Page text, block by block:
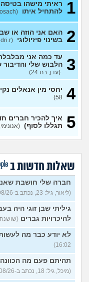
(תמר, בת 44)
איך עוצרים מישהו
איך בחור חרדי אמור
עושים בפעם הראשונה
גבר?
(חרדי עם דגש, בן
איך להמשיך במצב
לאור השפעות "מה
אני גיי ומאוד מפחד
- פפ?
(נועם, בן 32)
אמא שלי תפסה אותי
גבר, מה לעשות?
שוקו, בן 30)
הכעס טישטש אותי?
או לא?
(אנונימי, בת 20)
איך לדעת אם חבר
בקטע שלי?
(האמנם,
כיצד לסביות מקיימות
המלחמה, מה לעשות
(אנונימי, בן 15)
1
ראיתי מישהו בטיסה
להתחיל איתו (Stoyosach, בן 16)
2
האם אני הוזה או
בשינוי פיזיולוגי (Kfir.edri.r, בן 33)
3 עד כמה אני
הלבוש שלי
(עדן, בת 24)
4 יחסי מין אנאלים
58)
5
איך להכיר חברים
תגללו לסוף) (אנונימי,
שאלות חדשות ב
חברה שלי חושבת
(ליאור, גיל: 23, נכתב ב-05/08/26 16:22)
גיליתי שבן זוגי היה
להיכרויות גברים (שושנה, בת 37, כתבה
לא יודע כבר מה
16:02)
תהיתם פעם מה
(מיכל, גיל: 18, נכתב ב-05/08/26 15:51)